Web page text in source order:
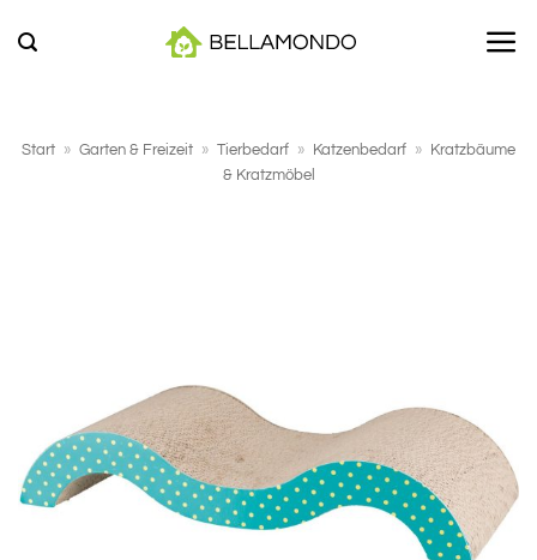
Inhalt
Start » Garten & Freizeit » Tierbedarf » Katzenbedarf »
Kratzbäume
& Kratzmöbel